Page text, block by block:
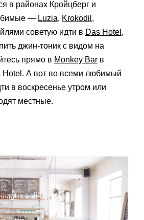
в районах Кройцберг и
— Luzia, Krokodil ,
советую идти в Das Hotel ,
джин-тоник с видом на
прямо в Monkey Bar в
Hotel. А вот во всеми любимый
в воскресенье утром или
местные.